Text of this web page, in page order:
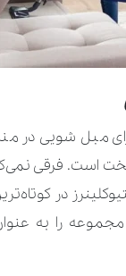
برای مبل شویی
است. فرقی
در
را به